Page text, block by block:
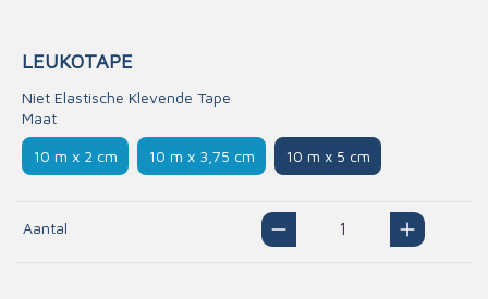
LEUKOTAPE
Niet Elastische Klevende Tape
Maat
10 m x 2 cm 10 m x 3,75 cm 10 m x 5 cm
Aantal